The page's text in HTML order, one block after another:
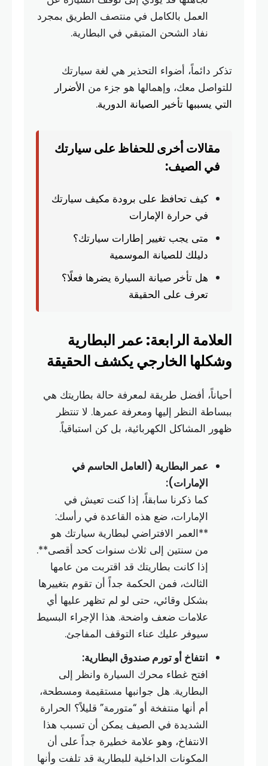
العمل بالكامل في منتصف الطريق بمجرد
نفاد الشحن المتبقي في البطارية.
تذكر دائماً، أضواء التحذير هي لغة سيارتك
للتواصل معك، وإهمالها هو جزء من الأضرار
التي يسببها تأخير الصيانة الدورية.
مقالات أخرى للحفاظ على سيارتك
في الصيف:
كيف تحافظ على برودة مكيف سيارتك
في حرارة الإمارات
متى يجب تغيير إطارات سيارتك؟
دليلك للصيانة الموسمية
هل تأخر صيانة السيارة يضرها فعلًا؟
تعرف على الحقيقة
العلامة الرابعة: عمر البطارية
وشكلها الخارجي يكشف الحقيقة
أحياناً، أفضل طريقة لمعرفة حالة بطاريتك هي
ببساطة النظر إليها ومعرفة عمرها. لا تنتظر
ظهور المشاكل الكهربائية، بل كن استباقياً.
عمر البطارية (العامل الحاسم في
الإمارات):
كما ذكرنا سابقاً، إذا كنت تعيش في
الإمارات، ضع هذه القاعدة في رأسك:
**العمر الافتراضي لبطارية سيارتك هو
من سنتين إلى ثلاث سنوات كحد أقصى**.
إذا كانت بطاريتك قد اقتربت من عامها
الثالث، فمن الحكمة جداً أن تقوم بتغييرها
بشكل وقائي، حتى لو لم تظهر عليها أي
علامات ضعف واضحة. هذا الإجراء البسيط
سيوفر عليك عناء التوقف المفاجئ.
انتفاخ أو تورم صندوق البطارية:
افتح غطاء محرك السيارة وانظر إلى
البطارية. هل جوانبها مستقيمة ومسطحة،
أم أنها منتفخة أو “متورمة” قليلاً؟ الحرارة
الشديدة في الصيف يمكن أن تسبب هذا
الانتفاخ، وهو علامة خطيرة جداً على أن
المكونات الداخلية للبطارية قد تلفت وأنها